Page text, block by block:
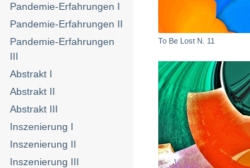
Pandemie-Erfahrungen I
Pandemie-Erfahrungen II
Pandemie-Erfahrungen
III
Abstrakt I
Abstrakt II
Abstrakt III
Inszenierung I
Inszenierung II
Inszenierung III
To Be Lost N. 11